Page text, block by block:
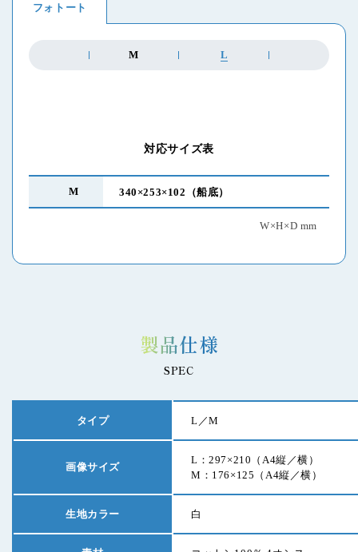
フォトート
M L
対応サイズ表
M 340×253×102 （船底）
W×H×D mm
製品仕様
SPEC
タイプ L／M
画像サイズ
L：297×210 （A4縦／横）
M：176×125 （A4縦／横）
生地カラー 白